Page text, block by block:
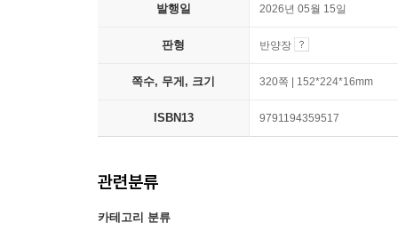
발행일 2026년 05월 15일
판형 반양장
쪽수, 무게, 크기 320쪽 | 152*224*16mm
ISBN13 9791194359517
관련분류
카테고리 분류